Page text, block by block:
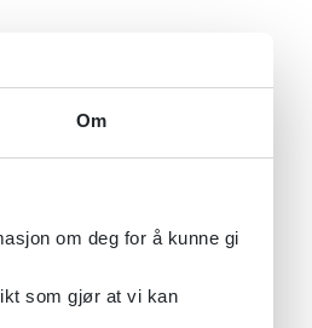
Om
om deg for å kunne gi
som gjør at vi kan